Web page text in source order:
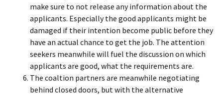
make sure to not release any information about the
applicants. Especially the good applicants might be
damaged if their intention become public before they
have an actual chance to get the job. The attention
seekers meanwhile will fuel the discussion on which
applicants are good, what the requirements are.
The coaltion partners are meanwhile negotiating
behind closed doors, but with the alternative